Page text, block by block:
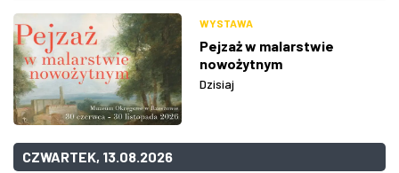
WYSTAWA
Pejzaż w malarstwie
nowożytnym
Dzisiaj
CZWARTEK, 13.08.2026